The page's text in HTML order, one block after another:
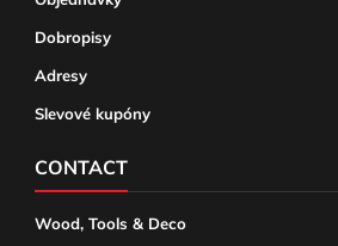
Dobropisy
Adresy
Slevové kupóny
CONTACT
Wood, Tools & Deco